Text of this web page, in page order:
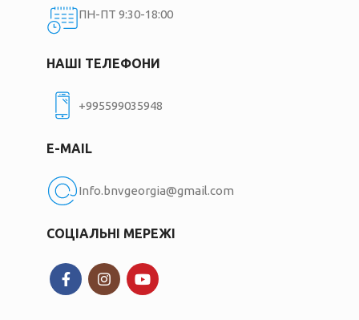
ПН-ПТ 9:30-18:00
НАШІ ТЕЛЕФОНИ
+995599035948
E-MAIL
Info.bnvgeorgia@gmail.com
СОЦІАЛЬНІ МЕРЕЖІ